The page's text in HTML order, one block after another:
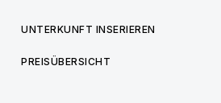
UNTERKUNFT INSERIEREN
PREISÜBERSICHT